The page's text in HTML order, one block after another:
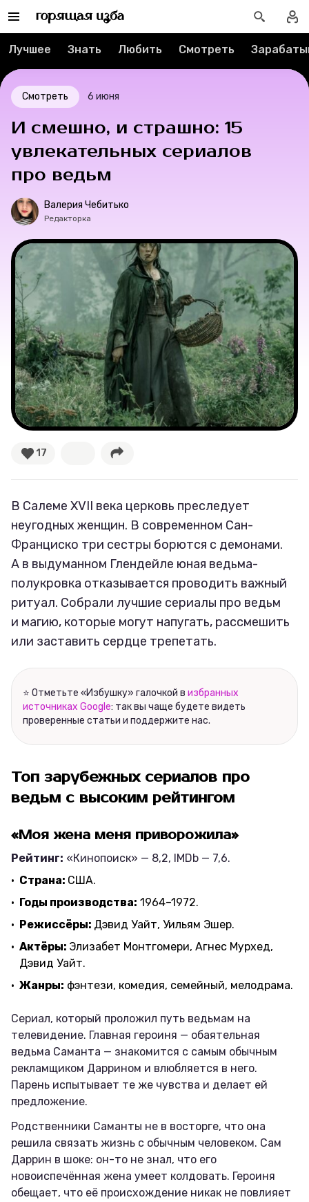
Тесты
Великие женщины
Тренды
Ваши истории
Лучшее Знать Любить Смотреть
Смотреть 6 июня
И смешно, и страшно: 15
увлекательных сериалов
про ведьм
Валерия Чебитько
Редакторка
17
В Салеме XVII века церковь преследует
неугодных женщин. В современном Сан-
Франциско три сестры борются с демонами.
А в выдуманном Глендейле юная ведьма-
полукровка отказывается проводить важный
ритуал. Собрали лучшие сериалы про ведьм
и магию, которые могут напугать, рассмешить
или заставить сердце трепетать.
⭐ Отметьте «Избушку» галочкой в избранных
источниках Google: так вы чаще будете видеть
проверенные статьи и поддержите нас.
Топ зарубежных сериалов про
ведьм с высоким рейтингом
«Моя жена меня приворожила»
Рейтинг: «Кинопоиск» — 8,2, IMDb — 7,6.
Страна: США.
Годы производства: 1964–1972.
Режиссёры: Дэвид Уайт, Уильям Эшер.
Актёры: Элизабет Монтгомери, Агнес Мурхед,
Дэвид Уайт.
Жанры: фэнтези, комедия, семейный, мелодрама.
Сериал, который проложил путь ведьмам на
телевидение. Главная героиня — обаятельная
ведьма Саманта — знакомится с самым обычным
рекламщиком Даррином и влюбляется в него.
Парень испытывает те же чувства и делает ей
предложение.
Родственники Саманты не в восторге, что она
решила связать жизнь с обычным человеком. Сам
Даррин в шоке: он-то не знал, что его
новоиспечённая жена умеет колдовать. Героиня
обещает, что её происхождение никак не повлияет